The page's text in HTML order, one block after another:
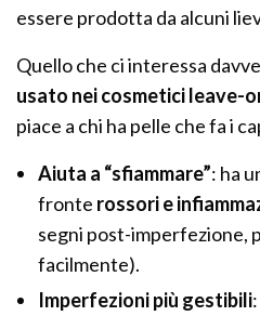
essere prodotta da alcuni
Quello che ci interessa
usato nei cosmetici leave-
piace a chi ha pelle che fa i
Aiuta a “sfiammare”: ha
fronte rossori e
segni post-imperfezione,
facilmente).
Imperfezioni più gestibili